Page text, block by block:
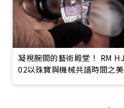
凝視腕間的藝術殿堂！ RM HJ-
02以珠寶與機械共譜時間之美